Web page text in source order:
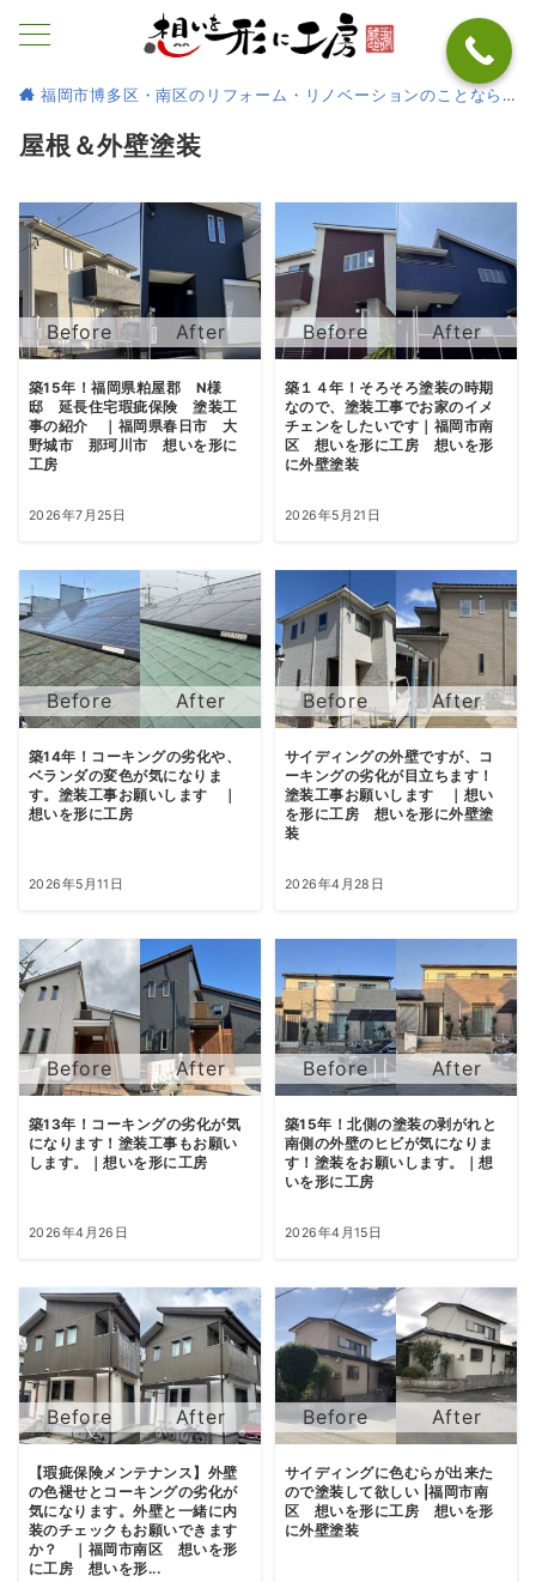
福岡市博多区・南区のリフォーム・リノベーションのことなら
屋根＆外壁塗装
築15年！福岡県粕屋郡 N様
邸 延長住宅瑕疵保険 塗装工
事の紹介 ｜福岡県春日市 大
野城市 那珂川市 想いを形に
工房
2026年7月25日
築１４年！そろそろ塗装の時期
なので、塗装工事でお家のイメ
チェンをしたいです｜福岡市南
区 想いを形に工房 想いを形
に外壁塗装
2026年5月21日
築14年！コーキングの劣化や、
ベランダの変色が気になりま
す。塗装工事お願いします ｜
想いを形に工房
2026年5月11日
サイディングの外壁ですが、コ
ーキングの劣化が目立ちます！
塗装工事お願いします ｜想い
を形に工房 想いを形に外壁塗
装
2026年4月28日
築13年！コーキングの劣化が気
になります！塗装工事もお願い
します。｜想いを形に工房
2026年4月26日
築15年！北側の塗装の剥がれと
南側の外壁のヒビが気になりま
す！塗装をお願いします。｜想
いを形に工房
2026年4月15日
【瑕疵保険メンテナンス】外壁
の色褪せとコーキングの劣化が
気になります。外壁と一緒に内
装のチェックもお願いできます
か？ ｜福岡市南区 想いを形
に工房 想いを形...
サイディングに色むらが出来た
ので塗装して欲しい |福岡市南
区 想いを形に工房 想いを形
に外壁塗装